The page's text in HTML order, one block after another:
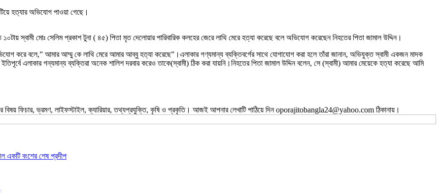
হত্যার অভিযোগ পাওয়া গেছে।
স্বামী মোঃ সেলিম প্রকাশ টুনা ( ৪৫) পিতা মৃত দেলোয়ার পারিবারিক কলহের জেরে লাথি মেরে হত্যা করেছে বলে অভিযোগ করেছেন নিহতের পিতা জামাল উদ্দিন।
করে বলে,” আমার আম্মু কে লাথি মেরে আমার আব্বু হত্যা করেছে”।এলাকার গণ্যমান্য ব্যক্তিবর্গের সাথে যোগাযোগ করা হলে তাঁরা জানান, অভিযুক্ত স্বামী একজন মাদক
এলাকার গন্যমান্য ব্যক্তিরা অনেক শালিশ দরবার করেও তাকে(স্বামী) ঠিক করা যায়নি।নিহতের পিতা জামাল উদ্দিন বলেন, সে (স্বামী) আমার মেয়েকে হত্যা করেছে আমি
বিষয় ফিচার, ভ্রমণ, লাইফস্টাইল, ক্যারিয়ার, তথ্যপ্রযুক্তি, কৃষি ও প্রকৃতি। আজই আপনার লেখাটি পাঠিয়ে দিন oporajitobangla24@yahoo.com ঠিকানায়।
একটি বংশের শেষ প্রদীপ